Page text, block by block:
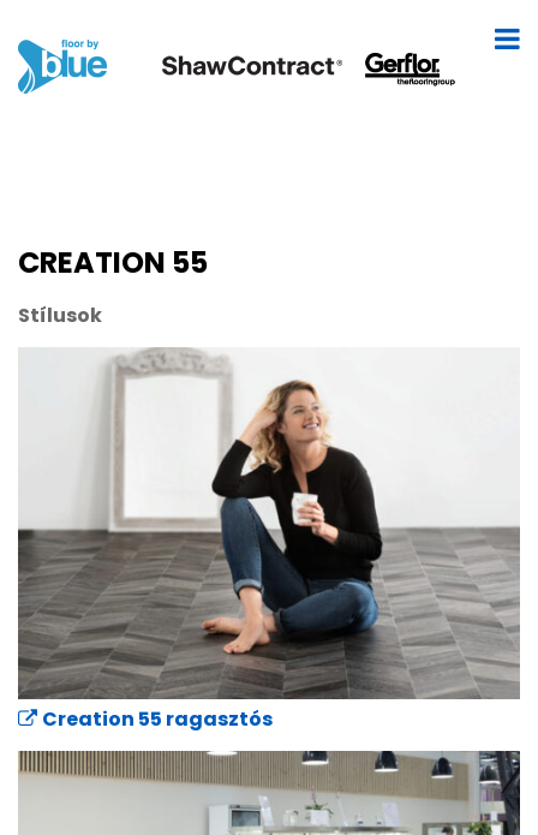
CREATION 55
Stílusok
Creation 55 ragasztós